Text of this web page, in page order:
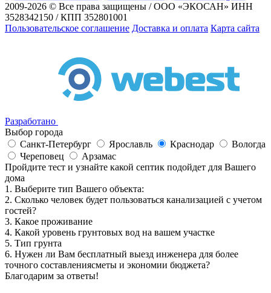
2009-2026 © Все права защищены / ООО «ЭКОСАН» ИНН
3528342150 / КПП 352801001
Пользовательское соглашение Доставка и оплата Карта сайта
Разработано
Выбор города
Санкт-Петербург
Ярославль Краснодар
Вологда
Череповец
Арзамас
Пройдите тест и узнайте какой септик подойдет для Вашего
дома
1. Выберите тип Вашего объекта:
2. Сколько человек будет пользоваться канализацией с учетом
гостей?
3. Какое проживание
4. Какой уровень грунтовых вод на вашем участке
5. Тип грунта
6. Нужен ли Вам бесплатный выезд инженера для более
точного составлениясметы и экономии бюджета?
Благодарим за ответы!